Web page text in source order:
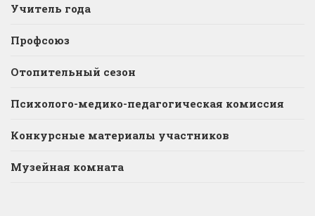
Учитель года
Профсоюз
Отопительный сезон
Психолого-медико-педагогическая комиссия
Конкурсные материалы участников
Музейная комната